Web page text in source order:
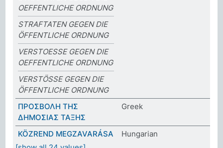
OEFFENTLICHE ORDNUNG
STRAFTATEN GEGEN DIE
ÖFFENTLICHE ORDNUNG
VERSTOESSE GEGEN DIE
OEFFENTLICHE ORDNUNG
VERSTÖSSE GEGEN DIE
ÖFFENTLICHE ORDNUNG
ΠΡΟΣΒΟΛΗ ΤΗΣ
ΔΗΜΟΣΙΑΣ ΤΑΞΗΣ
Greek
KÖZREND MEGZAVARÁSA
Hungarian